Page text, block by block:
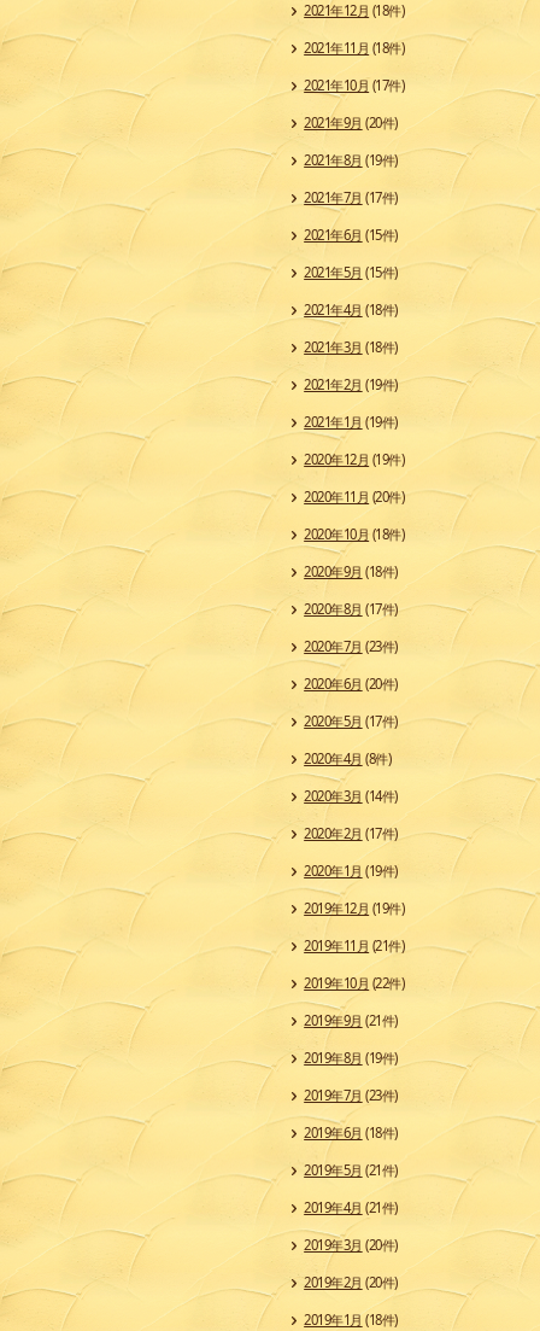
2021年12月 (18件)
2021年11月 (18件)
2021年10月 (17件)
2021年9月 (20件)
2021年8月 (19件)
2021年7月 (17件)
2021年6月 (15件)
2021年5月 (15件)
2021年4月 (18件)
2021年3月 (18件)
2021年2月 (19件)
2021年1月 (19件)
2020年12月 (19件)
2020年11月 (20件)
2020年10月 (18件)
2020年9月 (18件)
2020年8月 (17件)
2020年7月 (23件)
2020年6月 (20件)
2020年5月 (17件)
2020年4月 (8件)
2020年3月 (14件)
2020年2月 (17件)
2020年1月 (19件)
2019年12月 (19件)
2019年11月 (21件)
2019年10月 (22件)
2019年9月 (21件)
2019年8月 (19件)
2019年7月 (23件)
2019年6月 (18件)
2019年5月 (21件)
2019年4月 (21件)
2019年3月 (20件)
2019年2月 (20件)
2019年1月(18件)